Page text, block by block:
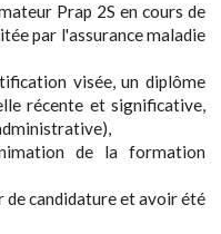
Prap 2S en cours de
par l'assurance maladie
visée, un diplôme
récente et significative,
de la formation
de candidature et avoir été